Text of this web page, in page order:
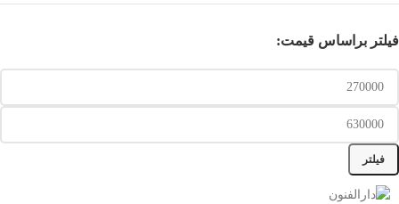
فیلتر براساس قیمت:
فیلتر